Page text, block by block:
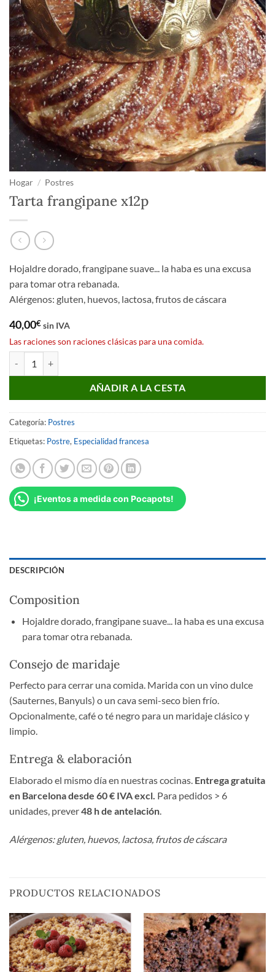
Hogar / Postres
Tarta frangipane x12p
Hojaldre dorado, frangipane suave... la haba es una excusa
para tomar otra rebanada.
Alérgenos: gluten, huevos, lactosa, frutos de cáscara
40,00€sin IVA
Las raciones son raciones clásicas para una comida.
AÑADIR A LA CESTA
Categoría: Postres
Etiquetas: Postre, Especialidad francesa
¡Eventos a medida con Pocapots!
DESCRIPCIÓN
Composition
Hojaldre dorado, frangipane suave... la haba es una excusa
para tomar otra rebanada.
Consejo de maridaje
Perfecto para cerrar una comida. Marida con un vino dulce
(Sauternes, Banyuls) o un cava semi-seco bien frío.
Opcionalmente, café o té negro para un maridaje clásico y
limpio.
Entrega & elaboración
Elaborado el mismo día en nuestras cocinas. Entrega gratuita
en Barcelona desde 60 € IVA excl. Para pedidos > 6
unidades, prever48 h de antelación
Alérgenos: gluten, huevos, lactosa, frutos de cáscara
PRODUCTOS RELACIONADOS